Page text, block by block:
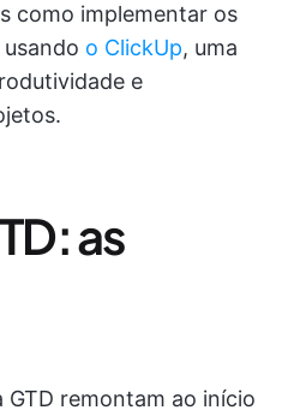
como implementar os
o ClickUp, uma
e
as
GTD remontam ao início